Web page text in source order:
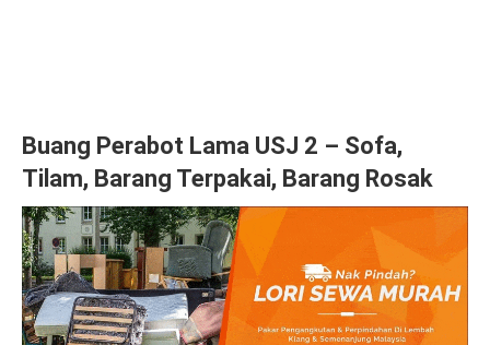
Buang Perabot Lama USJ 2 – Sofa,
Tilam, Barang Terpakai, Barang Rosak